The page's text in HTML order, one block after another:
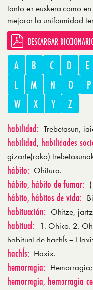
tanto en euskera como
mejorar la uniformidad
DESCARGAR
A B C D E
L
M N O P
W
X Y Z
habilidad: Trebetasun,
habilidad, habilidades
gizarte(rako)
hábito: Ohitura.
hábito, hábito de fumar:
hábito, hábitos de vida:
habituación: Ohitze,
habitual:
1. Ohiko. 2.
habitual de hachÍs =
hachÍs: Haxix.
hemorragia:
hemorragia, hemorragia